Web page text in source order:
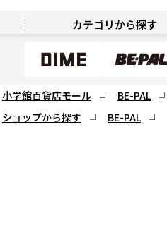
カテゴリから探す
小学館百貨店モール BE-PAL
ショップから探す BE-PAL